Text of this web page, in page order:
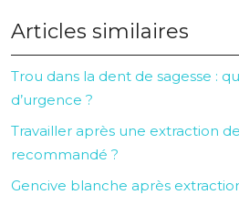
Articles similaires
Trou dans la dent de sagesse :
d’urgence ?
Travailler après une extraction
recommandé ?
Gencive blanche après